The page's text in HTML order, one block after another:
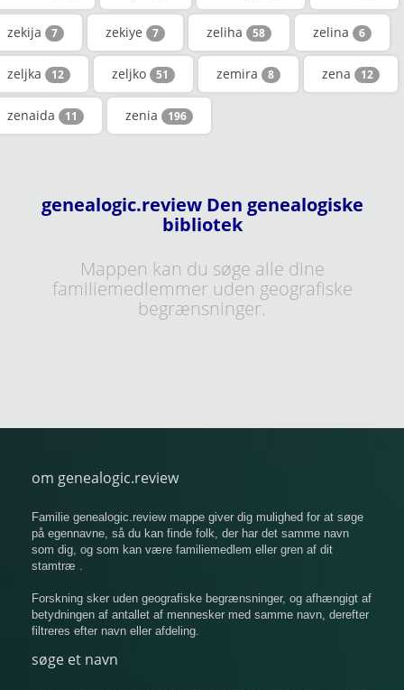
zekija 7 zekiye 7 zeliha 58 zelina 6
zeljka 12 zeljko 51 zemira 8 zena 12
zenaida 11 zenia 196
genealogic.review Den genealogiske
bibliotek
Mappen kan du søge alle dine
familiemedlemmer uden geografiske
begrænsninger.
om genealogic.review
Familie genealogic.review mappe giver dig mulighed for at søge
på egennavne, så du kan finde folk, der har det samme navn
som dig, og som kan være familiemedlem eller gren af ​​dit
stamtræ .
Forskning sker uden geografiske begrænsninger, og afhængigt af
betydningen af ​​antallet af mennesker med samme navn, derefter
filtreres efter navn eller afdeling.
søge et navn